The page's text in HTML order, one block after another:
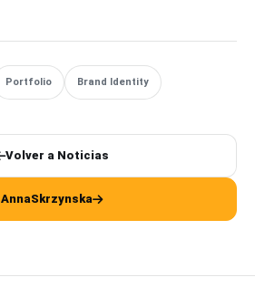
Portfolio Brand Identity
Volver a Noticias
AnnaSkrzynska